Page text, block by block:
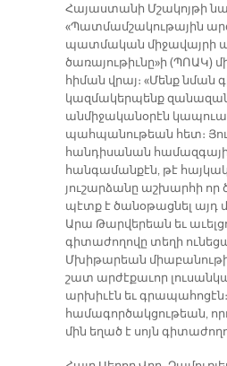
Հայաստանի Մշակոյթի
«Պատմամշակութային
պատմական միջավայրի
ծառայութիւնը»ի (ՊՈԱԿ)
հիման վրայ։ «Մենք նման
կազմակերպենք զանազան
անմիջականօրէն
պահպանութեան հետ։
հանդիսանան
հանգամանքէն, թէ
յուշարձանը աշխարհի որ
պէտք է ծանօթացնել այդ
Արա Թարվերեան եւ
գիտաժողովը տեղի
Մխիթարեան
շատ արժէքաւոր
արխիւէն եւ գրապահոցէն։
համագործակցութեան,
մին եղած է սոյն